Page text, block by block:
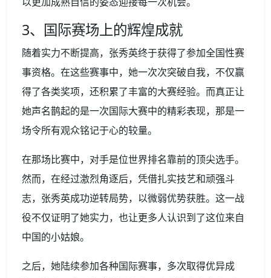
3、国际赛场上的辉煌成就
随着实力不断提高，张秀英终于获得了参加全国性赛
事资格。在这些赛事中，她一次次突破自我，不仅赢
得了各类奖项，还积累了丰富的大赛经验。而真正让
她声名鹊起的是一次国际大赛中的精彩表现，那是一
场令所有观众铭记于心的较量。
在那场比赛中，对手是位世界排名靠前的顶尖选手。
然而，在经过激烈角逐后，凭借扎实技艺和顽强斗
志，张秀英成功逆转局势，以微弱优势获胜。这一战
役不仅证明了她实力，也让更多人认识到了这位来自
中国的小姑娘。
之后，她陆续参加各种国际赛事，多次取得优异成